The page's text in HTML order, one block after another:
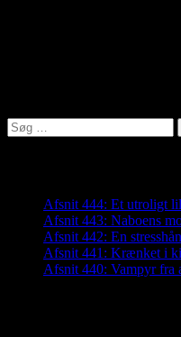
Søg
efter:
Afsnit 444: Et utroligt
Afsnit 443: Naboens
Afsnit 442: En
Afsnit 441: Krænket i
Afsnit 440: Vampyr fra